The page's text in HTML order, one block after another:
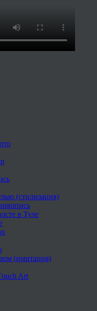
(стилизация)
в Туле
(имитация)
Art